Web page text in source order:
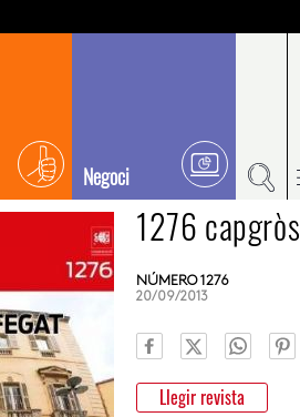
Negoci
1276 capgròs
NÚMERO 1276
20/09/2013
Llegir revista